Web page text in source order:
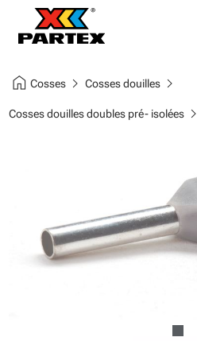
home Cosseschevron_right Cosses douilleschevron_right
Cosses douilles doubles pré- isoléeschevron_right